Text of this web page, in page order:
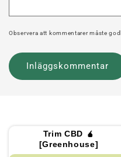
Observera att kommentarer måste
Trim CBD 🧉
[Greenhouse]